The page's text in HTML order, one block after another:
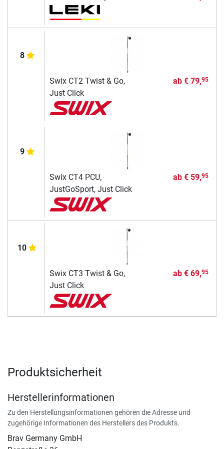
8
Swix CT2 Twist & Go,
Just Click
ab € 79,95
9
Swix CT4 PCU,
JustGoSport, Just Click
ab € 59,95
10
Swix CT3 Twist & Go,
Just Click
ab € 69,95
Produktsicherheit
Herstellerinformationen
Zu den Herstellungsinformationen gehören die Adresse und
zugehörige Informationen des Herstellers des Produkts.
Brav Germany GmbH